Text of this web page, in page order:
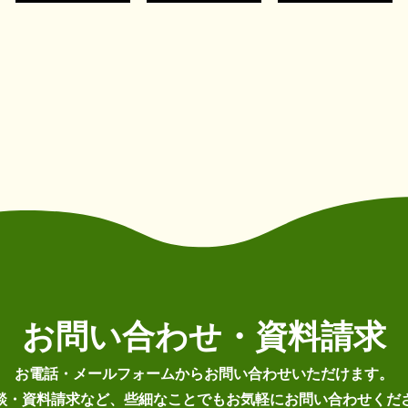
お問い合わせ・資料請求
お電話・メールフォームからお問い合わせいただけます。
・資料請求など、些細なことでもお気軽にお問い合わせくだ